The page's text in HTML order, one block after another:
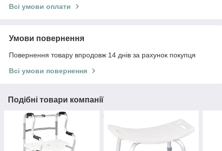
Всі умови оплати
Умови повернення
Повернення товару впродовж 14 днів за рахунок покупця
Всі умови повернення
Подібні товари компанії